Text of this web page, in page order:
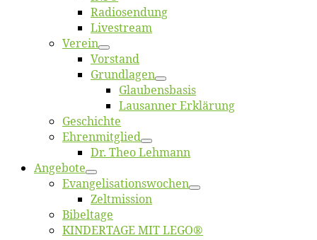
Ra­dio­sen­dung
Live­stream
Ver­ein
Vor­stand
Grund­la­gen
Glaubens­ba­sis
Lausan­ner Erklärung
Ge­schich­te
Eh­ren­mit­glied
Dr. Theo Lehmann
An­ge­bo­te
Evangelisa­tions­wo­chen
Zelt­mis­si­on
Bi­bel­ta­ge
KINDERTAGE MIT LEGO®